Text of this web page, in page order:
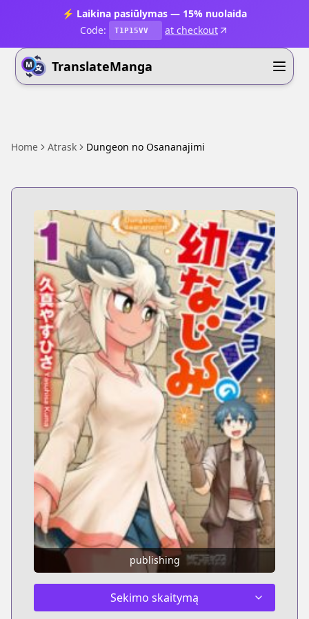
⚡ Laikina pasiūlymas — 15% nuolaida
Code:
T1P15VV at checkout
TranslateManga
Home Atrask Dungeon no Osananajimi
publishing
Sekimo skaitymą